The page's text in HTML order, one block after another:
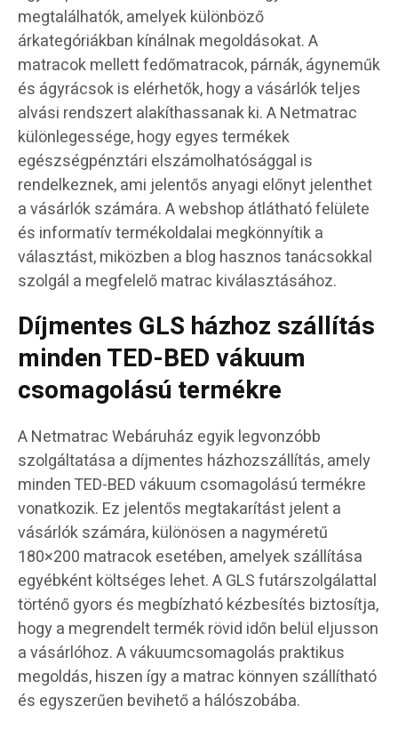
megtalálhatók, amelyek különböző
árkategóriákban kínálnak megoldásokat. A
matracok mellett fedőmatracok, párnák, ágyneműk
és ágyrácsok is elérhetők, hogy a vásárlók teljes
alvási rendszert alakíthassanak ki. A Netmatrac
különlegessége, hogy egyes termékek
egészségpénztári elszámolhatósággal is
rendelkeznek, ami jelentős anyagi előnyt jelenthet
a vásárlók számára. A webshop átlátható felülete
és informatív termékoldalai megkönnyítik a
választást, miközben a blog hasznos tanácsokkal
szolgál a megfelelő matrac kiválasztásához.
Díjmentes GLS házhoz szállítás
minden TED-BED vákuum
csomagolású termékre
A Netmatrac Webáruház egyik legvonzóbb
szolgáltatása a díjmentes házhozszállítás, amely
minden TED-BED vákuum csomagolású termékre
vonatkozik. Ez jelentős megtakarítást jelent a
vásárlók számára, különösen a nagyméretű
180×200 matracok esetében, amelyek szállítása
egyébként költséges lehet. A GLS futárszolgálattal
történő gyors és megbízható kézbesítés biztosítja,
hogy a megrendelt termék rövid időn belül eljusson
a vásárlóhoz. A vákuumcsomagolás praktikus
megoldás, hiszen így a matrac könnyen szállítható
és egyszerűen bevihető a hálószobába.